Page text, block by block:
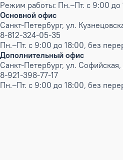
Режим работы: Пн.–Пт. с 9:00 до
Основной офис
Санкт-Петербург, ул.
8-812-324-05-35
Пн.–Пт. с 9:00 до 18:00, без
Дополнительный офис
Санкт-Петербург, ул. Софийская,
8-921-398-77-17
Пн.–Пт. с 9:00 до 18:00, без